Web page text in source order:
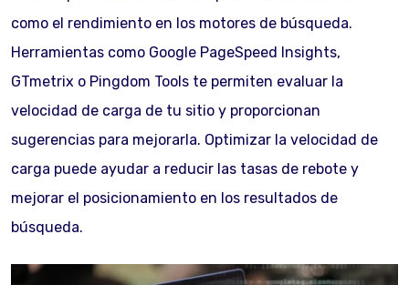
como el rendimiento en los motores de búsqueda.
Herramientas como Google PageSpeed Insights,
GTmetrix o Pingdom Tools te permiten evaluar la
velocidad de carga de tu sitio y proporcionan
sugerencias para mejorarla. Optimizar la velocidad de
carga puede ayudar a reducir las tasas de rebote y
mejorar el posicionamiento en los resultados de
búsqueda.